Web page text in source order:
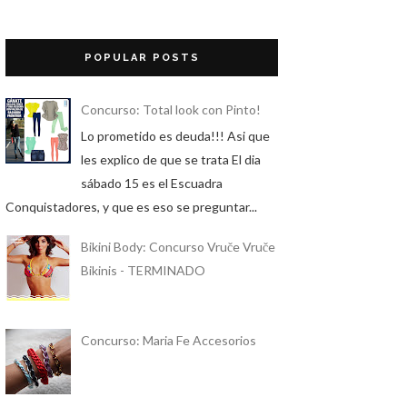
POPULAR POSTS
Concurso: Total look con Pinto!
Lo prometido es deuda!!! Asi que
les explico de que se trata El dia
sábado 15 es el Escuadra
Conquistadores, y que es eso se preguntar...
Bikini Body: Concurso Vruče Vruče
Bikinis - TERMINADO
Concurso: Maria Fe Accesorios